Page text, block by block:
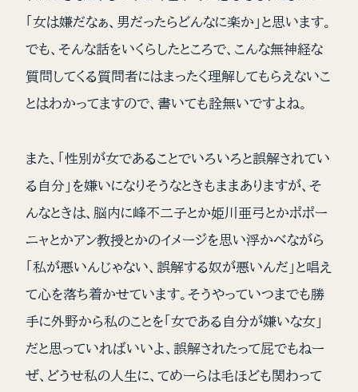
「女は嫌だなぁ、男だったらどんなに楽か」と思います。
でも、そんな話をいくらしたところで、こんな無神経な
質問してくる質問者にはまったく理解してもらえないこ
とはわかってますので、書いても詮無いですよね。
また、「性別が女であることでいろいろと誤解されてい
る自分」を嫌いになりそうなときもままありますが、そ
んなときは、脳内に峰不二子とか姫川亜弓とかポポー
ニャとかアン教授とかのイメージを思い浮かべながら
「私が悪いんじゃない、誤解する奴が悪いんだ」と唱え
て心を落ち着かせています。そうやっていつまでも勝
手に外野から私のことを「女である自分が嫌いな女」
だと思っていればいいよ、誤解されたって屁でもねー
ぜ、どうせ私の人生に、てめーらは毛ほども関わって